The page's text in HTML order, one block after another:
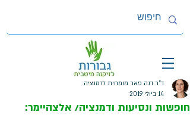
חופשות ונסיעות ודמנציה/ אלצהיימר:
ד"ר דנה פאר מומחית לדמנציה
14 ביולי 2019